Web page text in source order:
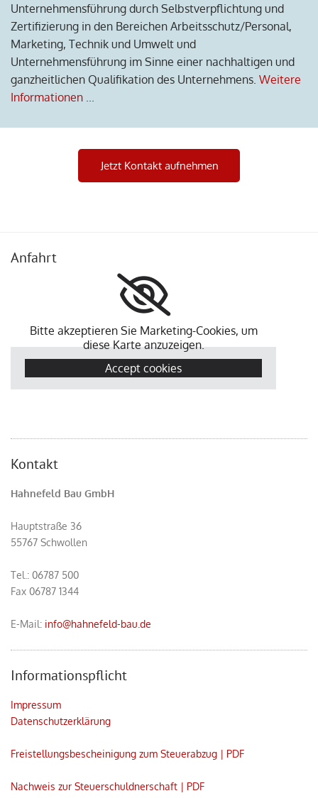
Unternehmensführung durch Selbstverpflichtung und
Zertifizierung in den Bereichen Arbeitsschutz/Personal,
Marketing, Technik und Umwelt und
Unternehmensführung im Sinne einer nachhaltigen und
ganzheitlichen Qualifikation des Unternehmens. Weitere
Informationen ...
Jetzt Kontakt aufnehmen
Anfahrt
Bitte akzeptieren Sie Marketing-Cookies, um
diese Karte anzuzeigen.
Accept cookies
Kontakt
Hahnefeld Bau GmbH
Hauptstraße 36
55767 Schwollen
Tel.: 06787 500
Fax 06787 1344
E-Mail: info@hahnefeld-bau.de
Informationspflicht
Impressum
Datenschutzerklärung
Freistellungsbescheinigung zum Steuerabzug | PDF
Nachweis zur Steuerschuldnerschaft | PDF